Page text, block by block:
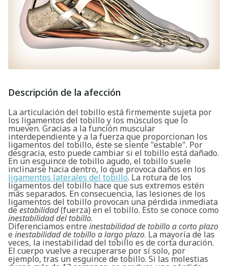
Descripción de la afección
La articulación del tobillo está firmemente sujeta por
los ligamentos del tobillo y los músculos que lo
mueven. Gracias a la función muscular
interdependiente y a la fuerza que proporcionan los
ligamentos del tobillo, éste se siente "estable". Por
desgracia, esto puede cambiar si el tobillo está dañado.
En un esguince de tobillo agudo, el tobillo suele
inclinarse hacia dentro, lo que provoca daños en los
ligamentos laterales del tobillo. La rotura de los
ligamentos del tobillo hace que sus extremos estén
más separados. En consecuencia, las lesiones de los
ligamentos del tobillo provocan una pérdida inmediata
deestabilidad(fuerza) en el tobillo. Esto se conoce como
inestabilidad del tobillo.
Diferenciamos entre inestabilidad de tobillo a corto plazo
e inestabilidad de tobillo a largo plazo. La mayoría de las
veces, la inestabilidad del tobillo es de corta duración.
El cuerpo vuelve a recuperarse por sí solo, por
ejemplo, tras un esguince de tobillo. Si las molestias